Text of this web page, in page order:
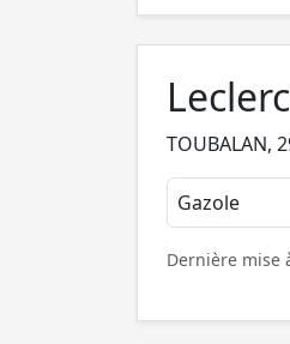
Leclerc
TOUBALAN,
Gazole
Dernière mise